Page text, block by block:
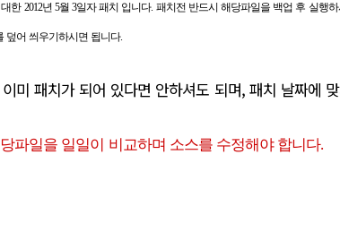
2012년 5월 3일자 패치 입니다. 패치전 반드시 해당파일을 백업 후 실행
덮어 씌우기하시면 됩니다.
패치가 되어 있다면 안하셔도 되며, 패치 날짜에
파일을 일일이 비교하며 소스를 수정해야 합니다.